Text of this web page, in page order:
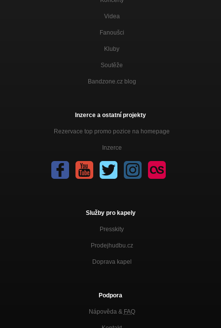
Videa
Fanoušci
Kluby
Soutěže
Bandzone.cz blog
Inzerce a ostatní projekty
Rezervace top promo pozice na homepage
Inzerce
Služby pro kapely
Presskity
Prodejhudbu.cz
Doprava kapel
Podpora
Nápověda & FAQ